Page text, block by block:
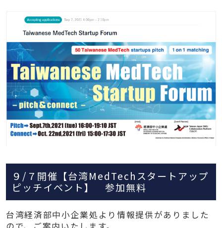
９/７開催【台湾MedTechスタートアップ
ピッチイベント】 参加無料
台湾経済部中小企業処より情報提供がありました